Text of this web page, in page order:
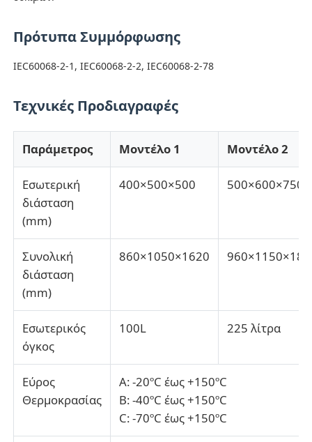
Μηχανή δοκιμής κρούσεων
Εξοπλισμός δοκιμής υποδημάτων
Εξοπλισμός δοκιμής δομικών υλικών
Εξοπλισμός δοκιμής συσκευασίας
Εξοπλισμός δοκιμής συγκολλητικών
μηχανή δοκιμής υφασμάτων
Ελεγκτής θερμοκρασίας και υγρασίας
ελεγκτής σκληρότητας
Πρότυπα Συμμόρφωσης
IEC60068-2-1, IEC60068-2-2, IEC60068-2-78
Τεχνικές Προδιαγραφές
Παράμετρος Μοντέλο 1 Μοντέλο 2
Εσωτερική
διάσταση
(mm)
400×500×500 500×600×750
Συνολική
διάσταση
(mm)
860×1050×1620
Εσωτερικός
όγκος
100L 225 λίτρα
Εύρος
Θερμοκρασίας
Α: -20ºC έως +150ºC
B: -40ºC έως +150ºC
C: -70ºC έως +150ºC